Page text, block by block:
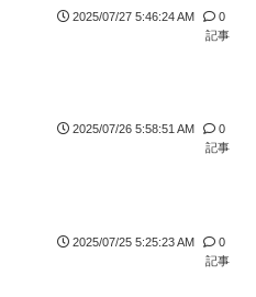
2025/07/27 5:46:24 AM
0
記事
2025/07/26 5:58:51 AM
0
記事
2025/07/25 5:25:23 AM
0
記事